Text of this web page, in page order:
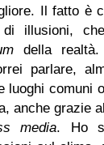
Il fatto è
illusioni, che
della
parlare,
luoghi comuni
anche grazie
media. Ho